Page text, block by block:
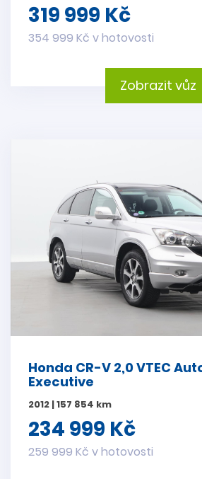
319 999 Kč
354 999 Kč v hotovosti
Zobrazit vůz
Honda CR-V 2,0 VTEC
Executive
2012 | 157 854 km
234 999 Kč
259 999 Kč v hotovosti